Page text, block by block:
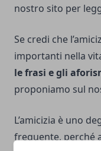
nostro sito per
Se credi che
importanti nella
le frasi e gli
proponiamo sul
L’amicizia è uno
frequente, perché